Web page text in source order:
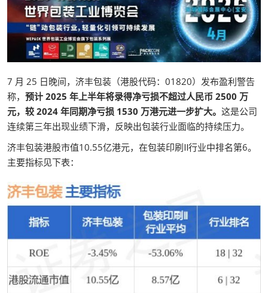
7 月 25 日晚间，济丰包装（港股代码：01820）发布盈利警告
称， 预计 2025 年上半年将录得净亏损不超过人民币 2500 万
元，较 2024 年同期净亏损 1530 万港元进一步扩大。 这是公司
连续第三年出现业绩下滑，反映出包装行业面临的持续压力。
济丰包装港股市值10.55亿港元，在包装印刷Ⅱ行业中排名第6。
主要指标见下表：